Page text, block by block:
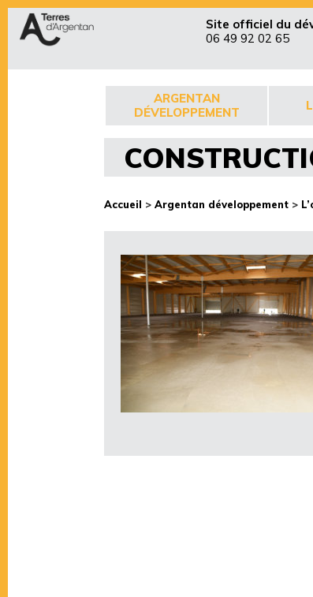
Site officiel du
06 49 92 02 65
ARGENTAN
DÉVELOPPEMENT
Accueil > Argentan développement >